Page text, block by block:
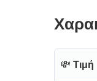
💸 Τιμή